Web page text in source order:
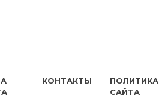
КОНТАКТЫ
ПОЛИТИКА
САЙТА